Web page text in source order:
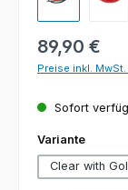
Regulärer Preis:
89,90 €
Preise inkl.
Sofort
Variante
Clear with